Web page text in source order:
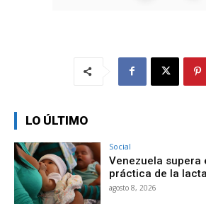
LO ÚLTIMO
Social
Venezuela supera
práctica de la
agosto 8, 2026